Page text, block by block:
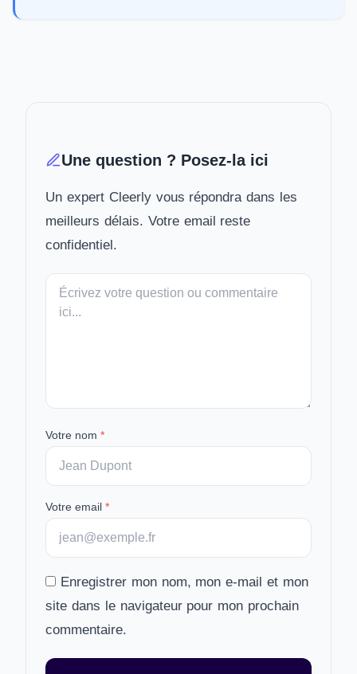
Une question ? Posez-la ici
Un expert Cleerly vous répondra dans les
meilleurs délais. Votre email reste
confidentiel.
Votre
message
Votre nom *
Votre email *
Enregistrer mon nom, mon e-mail et mon
site dans le navigateur pour mon prochain
commentaire.